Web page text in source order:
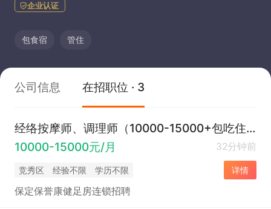
企业认证
包食宿 管住
公司信息 在招职位 · 3
经络按摩师、调理师（10000-15000+包吃住）
10000-15000元/月
32分钟前
竞秀区 经验不限 学历不限 详情
保定保誉康健足房连锁招聘